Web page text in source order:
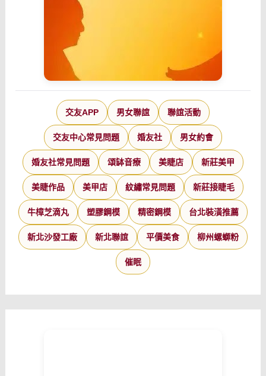
交友APP 男女聯誼 聯誼活動
交友中心常見問題 婚友社 男女約會
婚友社常見問題 頌缽音療 美睫店 新莊美甲
美睫作品 美甲店 紋繡常見問題 新莊接睫毛
牛樟芝滴丸 塑膠鋼模 精密鋼模 台北裝潢推薦
新北沙發工廠 新北聯誼 平價美食 柳州螺螄粉
催眠